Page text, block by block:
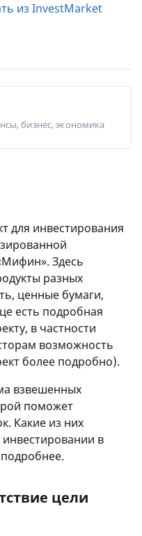
из InvestMarket
бизнес, экономика
для инвестирования
Здесь
разных
ценные бумаги,
есть подробная
в частности
возможность
более подробно).
взвешенных
поможет
Какие из них
в
цели